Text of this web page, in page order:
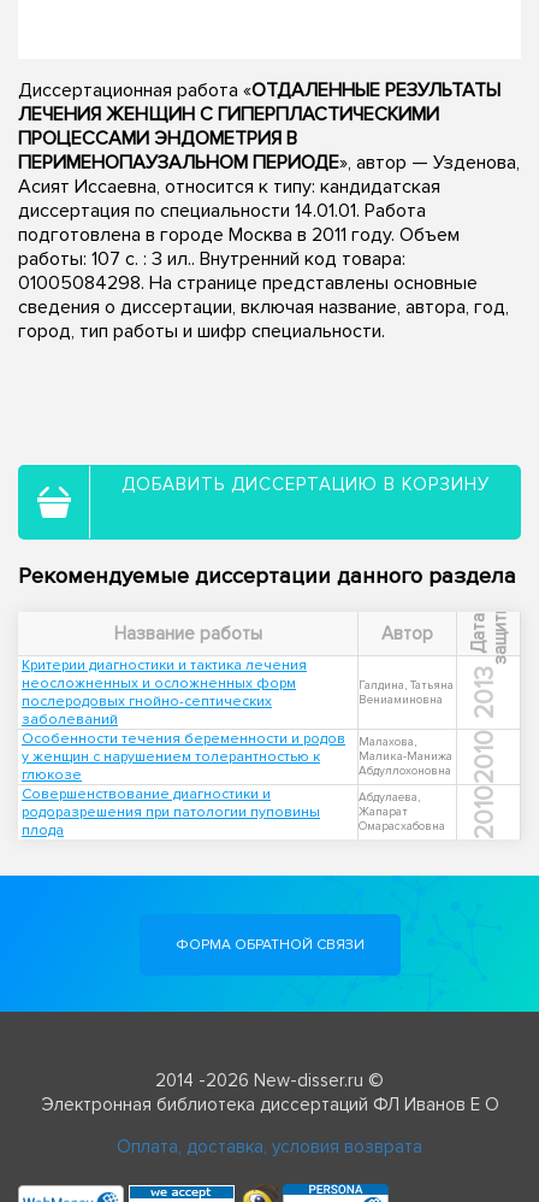
Диссертационная работа «ОТДАЛЕННЫЕ РЕЗУЛЬТАТЫ
ЛЕЧЕНИЯ ЖЕНЩИН С ГИПЕРПЛАСТИЧЕСКИМИ
ПРОЦЕССАМИ ЭНДОМЕТРИЯ В
ПЕРИМЕНОПАУЗАЛЬНОМ ПЕРИОДЕ», автор — Узденова,
Асият Иссаевна, относится к типу: кандидатская
диссертация по специальности 14.01.01. Работа
подготовлена в городе Москва в 2011 году. Объем
работы: 107 с. : 3 ил.. Внутренний код товара:
01005084298. На странице представлены основные
сведения о диссертации, включая название, автора, год,
город, тип работы и шифр специальности.
ДОБАВИТЬ ДИССЕРТАЦИЮ В КОРЗИНУ
Рекомендуемые диссертации данного раздела
Название работы Автор Д
а
т
а
з
а
щ
и
т ы
Критерии диагностики и тактика лечения
неосложненных и осложненных форм
послеродовых гнойно-септических
заболеваний
Галдина, Татьяна
Вениаминовна
2013
Особенности течения беременности и родов
у женщин с нарушением толерантностью к
глюкозе
Малахова,
Малика-Манижа
Абдуллохоновна
2010
Совершенствование диагностики и
родоразрешения при патологии пуповины
плода
Абдулаева,
Жапарат
Омарасхабовна
2010
ФОРМА ОБРАТНОЙ СВЯЗИ
2014 -2026 New-disser.ru ©
Электронная библиотека диссертаций ФЛ Иванов Е О
Оплата, доставка, условия возврата